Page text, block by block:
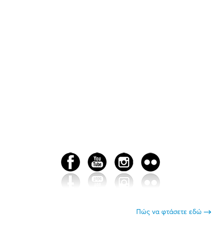
Πώς να φτάσετε εδώ